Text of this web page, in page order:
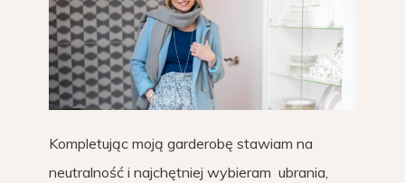
Kompletując moją garderobę stawiam na
neutralność i najchętniej wybieram ubrania,